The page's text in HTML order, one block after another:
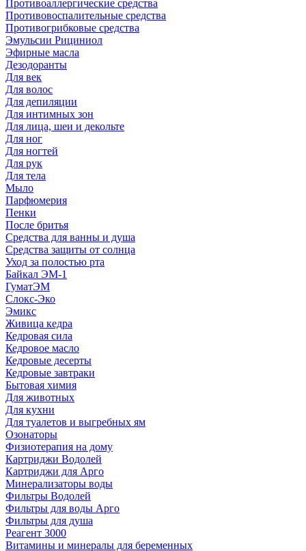
Противоаллергические средства
Противовоспалительные средства
Противогрибковые средства
Эмульсии Рициниол
Эфирные масла
Дезодоранты
Для век
Для волос
Для депиляции
Для интимных зон
Для лица, шеи и декольте
Для ног
Для ногтей
Для рук
Для тела
Мыло
Парфюмерия
Пенки
После бритья
Средства для ванны и душа
Средства защиты от солнца
Уход за полостью рта
Байкал ЭМ-1
ГуматЭМ
Слокс-Эко
Эмикс
Живица кедра
Кедровая сила
Кедровое масло
Кедровые десерты
Кедровые завтраки
Бытовая химия
Для животных
Для кухни
Для туалетов и выгребных ям
Озонаторы
Физиотерапия на дому
Картриджи Водолей
Картриджи для Арго
Минерализаторы воды
Фильтры Водолей
Фильтры для воды Арго
Фильтры для душа
Реагент 3000
Витамины и минералы для беременных